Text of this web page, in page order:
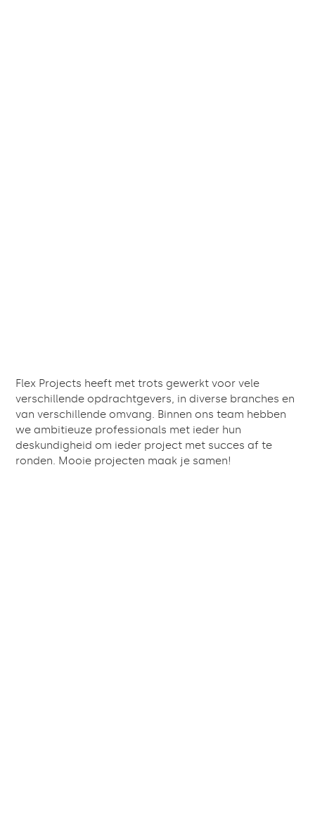
Flex Projects heeft met trots gewerkt voor vele
verschillende opdrachtgevers, in diverse branches en
van verschillende omvang. Binnen ons team hebben
we ambitieuze professionals met ieder hun
deskundigheid om ieder project met succes af te
ronden. Mooie projecten maak je samen!